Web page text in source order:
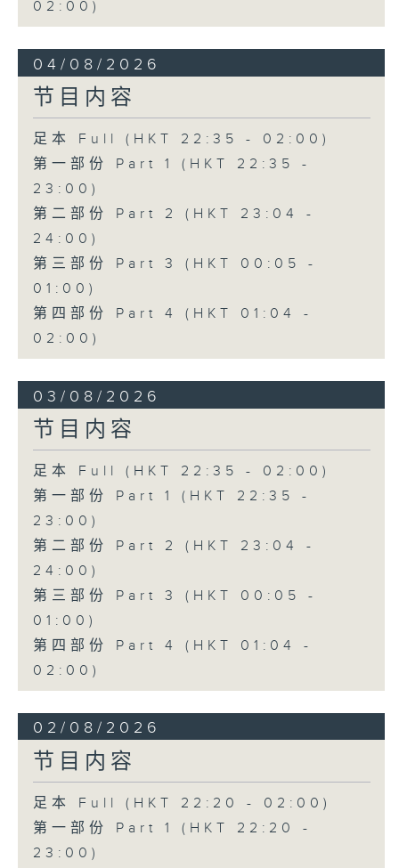
02:00)
04/08/2026
节目内容
足本 Full (HKT 22:35 - 02:00)
第一部份 Part 1 (HKT 22:35 -
23:00)
第二部份 Part 2 (HKT 23:04 -
24:00)
第三部份 Part 3 (HKT 00:05 -
01:00)
第四部份 Part 4 (HKT 01:04 -
02:00)
03/08/2026
节目内容
足本 Full (HKT 22:35 - 02:00)
第一部份 Part 1 (HKT 22:35 -
23:00)
第二部份 Part 2 (HKT 23:04 -
24:00)
第三部份 Part 3 (HKT 00:05 -
01:00)
第四部份 Part 4 (HKT 01:04 -
02:00)
02/08/2026
节目内容
足本 Full (HKT 22:20 - 02:00)
第一部份 Part 1 (HKT 22:20 -
23:00)